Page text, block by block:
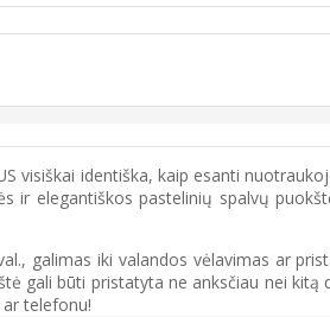
visiškai identiška, kaip esanti
ir elegantiškos pastelinių spalvų
galimas iki valandos vėlavimas ar
gali būti pristatyta ne anksčiau nei kitą
telefonu!